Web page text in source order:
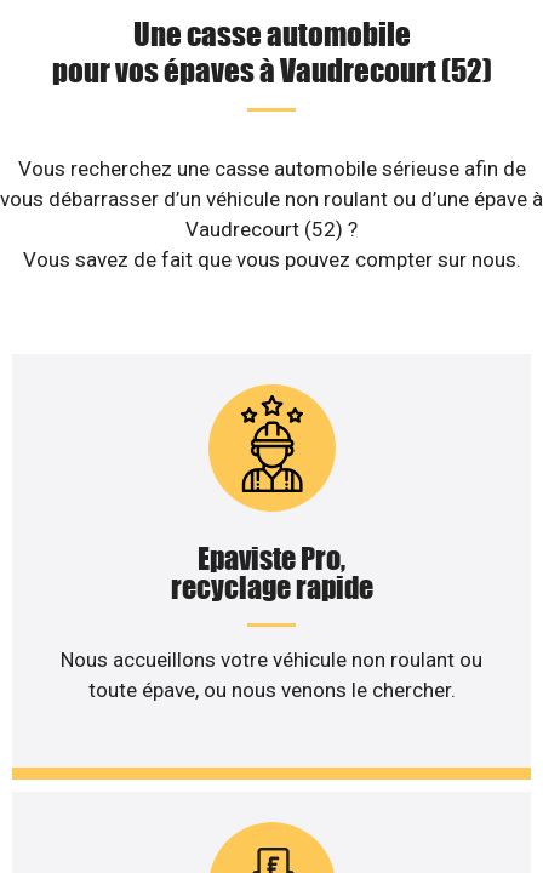
Une casse automobile
pour vos épaves à Vaudrecourt (52)
Vous recherchez une casse automobile sérieuse afin de
vous débarrasser d’un véhicule non roulant ou d’une épave à
Vaudrecourt (52) ?
Vous savez de fait que vous pouvez compter sur nous.
Epaviste Pro,
recyclage rapide
Nous accueillons votre véhicule non roulant ou
toute épave, ou nous venons le chercher.